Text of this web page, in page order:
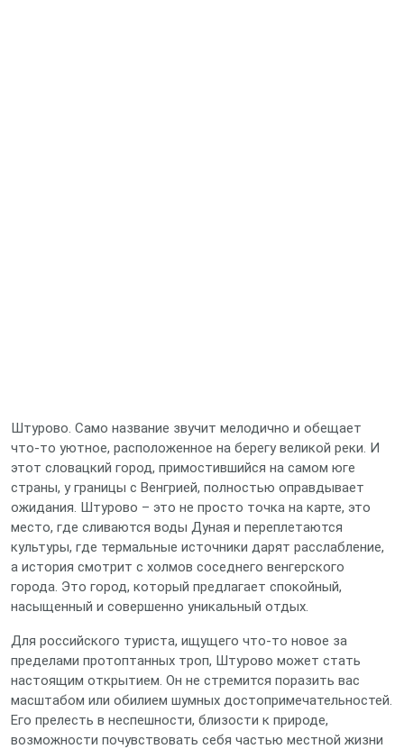
Штурово. Само название звучит мелодично и обещает
что-то уютное, расположенное на берегу великой реки. И
этот словацкий город, примостившийся на самом юге
страны, у границы с Венгрией, полностью оправдывает
ожидания. Штурово – это не просто точка на карте, это
место, где сливаются воды Дуная и переплетаются
культуры, где термальные источники дарят расслабление,
а история смотрит с холмов соседнего венгерского
города. Это город, который предлагает спокойный,
насыщенный и совершенно уникальный отдых.
Для российского туриста, ищущего что-то новое за
пределами протоптанных троп, Штурово может стать
настоящим открытием. Он не стремится поразить вас
масштабом или обилием шумных достопримечательностей.
Его прелесть в неспешности, близости к природе,
возможности почувствовать себя частью местной жизни